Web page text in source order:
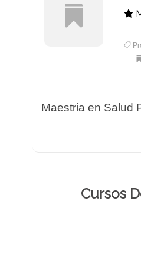
Maestria en Salud
Cursos